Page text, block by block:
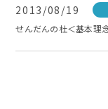
2013/08/19
せんだんの杜＜基本理